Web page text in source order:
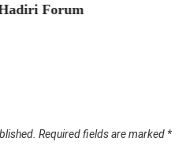
Pekerja Melalui
Required fields are marked *